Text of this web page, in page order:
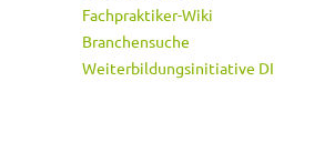
Fachpraktiker-Wiki
Branchensuche
Weiterbildungsinitiative DI